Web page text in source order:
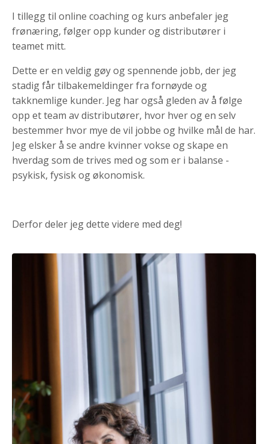
I tillegg til online coaching og kurs anbefaler jeg
frønæring, følger opp kunder og distributører i
teamet mitt.
Dette er en veldig gøy og spennende jobb, der jeg
stadig får tilbakemeldinger fra fornøyde og
takknemlige kunder. Jeg har også gleden av å følge
opp et team av distributører, hvor hver og en selv
bestemmer hvor mye de vil jobbe og hvilke mål de har.
Jeg elsker å se andre kvinner vokse og skape en
hverdag som de trives med og som er i balanse -
psykisk, fysisk og økonomisk.
Derfor deler jeg dette videre med deg!